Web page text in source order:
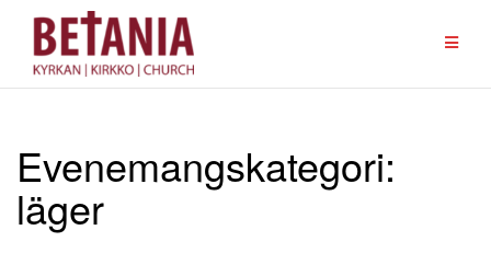
Hoppa
innehåll
Evenemangskategori:
läger